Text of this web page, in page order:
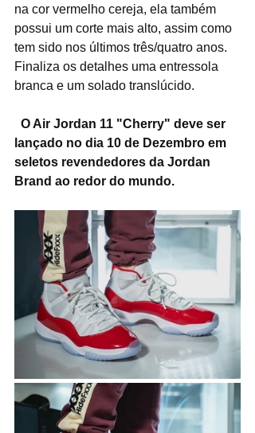
na cor vermelho cereja, ela também
possui um corte mais alto, assim como
tem sido nos últimos três/quatro anos.
Finaliza os detalhes uma entressola
branca e um solado translúcido.
O Air Jordan 11 "Cherry" deve ser
lançado no dia 10 de Dezembro em
seletos revendedores da Jordan
Brand ao redor do mundo.